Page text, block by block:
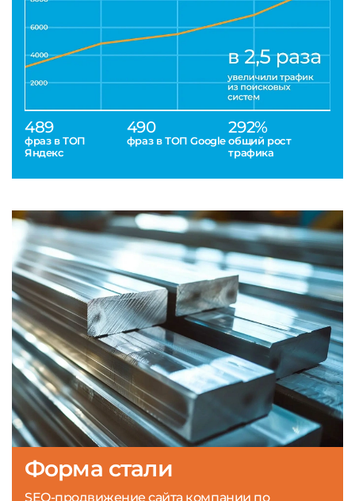
489
фраз в ТОП
Яндекс
490
фраз в ТОП Google
292%
общий рост
трафика
Форма стали
SEO-продвижение сайта компании по